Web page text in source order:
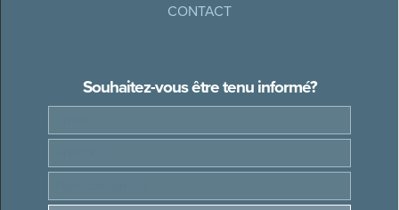
CONTACT
Souhaitez-vous être tenu informé?